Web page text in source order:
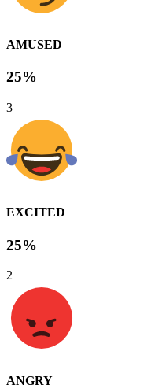
AMUSED
25%
3
EXCITED
25%
2
ANGRY